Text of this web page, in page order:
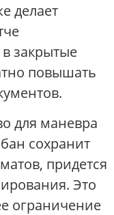
делает
закрытые
повышать
для маневра
сохранит
придется
Это
ограничение